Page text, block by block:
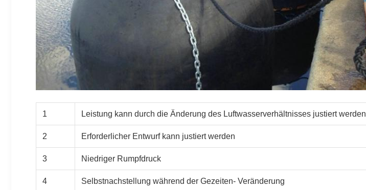
1 Leistung kann durch die Änderung des Luftwasserverhältnisses justiert werden
2 Erforderlicher Entwurf kann justiert werden
3 Niedriger Rumpfdruck
4 Selbstnachstellung während der Gezeiten- Veränderung